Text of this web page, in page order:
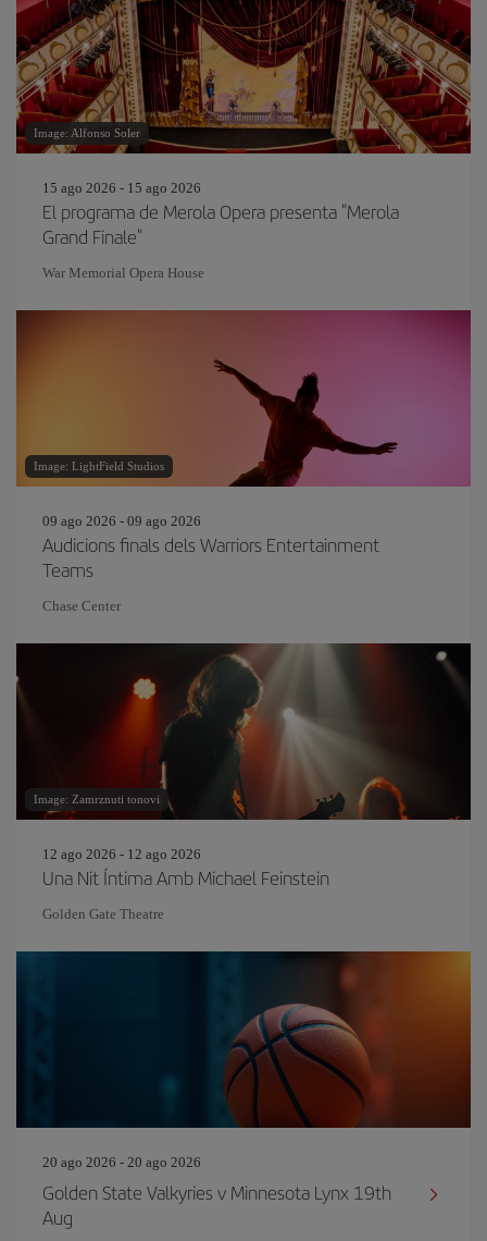
Image: Alfonso Soler
15 ago 2026 - 15 ago 2026
El programa de Merola Opera presenta "Merola
Grand Finale"
War Memorial Opera House
Image: LightField Studios
09 ago 2026 - 09 ago 2026
Audicions finals dels Warriors Entertainment
Teams
Chase Center
Image: Zamrznuti tonovi
12 ago 2026 - 12 ago 2026
Una Nit Íntima Amb Michael Feinstein
Golden Gate Theatre
20 ago 2026 - 20 ago 2026
Golden State Valkyries v Minnesota Lynx 19th
Aug